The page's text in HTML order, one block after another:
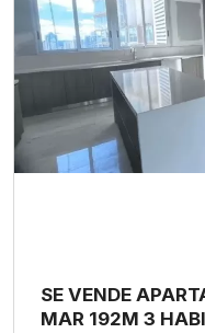
SE VENDE
MAR 192M 3